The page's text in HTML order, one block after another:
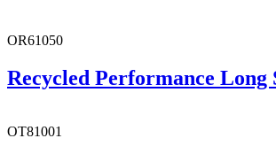
OR61050
Recycled Performance Long
OT81001